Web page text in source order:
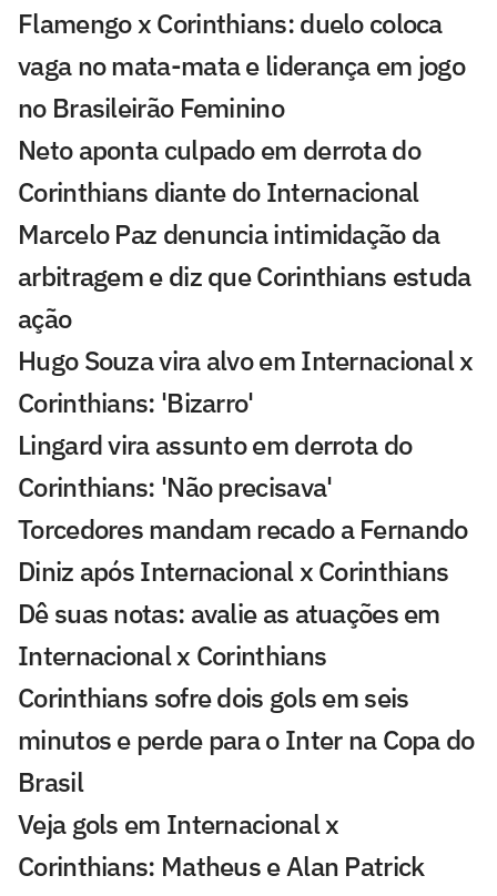
Flamengo x Corinthians: duelo coloca
vaga no mata-mata e liderança em jogo
no Brasileirão Feminino
Neto aponta culpado em derrota do
Corinthians diante do Internacional
Marcelo Paz denuncia intimidação da
arbitragem e diz que Corinthians estuda
ação
Hugo Souza vira alvo em Internacional x
Corinthians: 'Bizarro'
Lingard vira assunto em derrota do
Corinthians: 'Não precisava'
Torcedores mandam recado a Fernando
Diniz após Internacional x Corinthians
Dê suas notas: avalie as atuações em
Internacional x Corinthians
Corinthians sofre dois gols em seis
minutos e perde para o Inter na Copa do
Brasil
Veja gols em Internacional x
Corinthians: Matheus e Alan Patrick